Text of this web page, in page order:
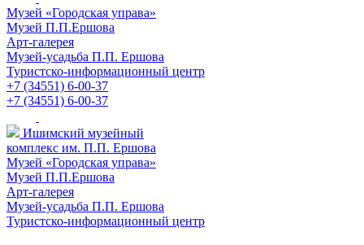
Музей «Городская управа»
Музей П.П.Ершова
Арт-галерея
Музей-усадьба П.П. Ершова
Туристско-информационный центр
+7 (34551) 6-00-37
+7 (34551) 6-00-37
Ишимский музейный
комплекс им. П.П. Ершова
Музей «Городская управа»
Музей П.П.Ершова
Арт-галерея
Музей-усадьба П.П. Ершова
Туристско-информационный центр